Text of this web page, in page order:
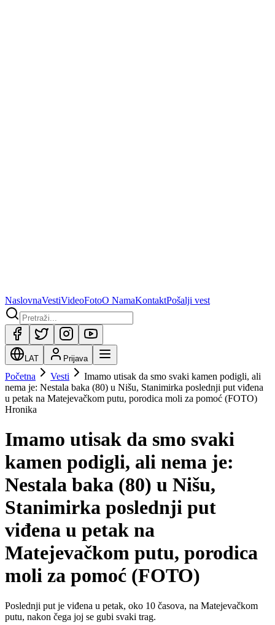
NaslovnaVestiVideoFotoO NamaKontaktPošalji vest
LAT Prijava
Početna Vesti
Imamo utisak da smo svaki kamen podigli, ali
nema je: Nestala baka (80) u Nišu, Stanimirka poslednji put viđena
u petak na Matejevačkom putu, porodica moli za pomoć (FOTO)
Hronika
Imamo utisak da smo svaki
kamen podigli, ali nema je:
Nestala baka (80) u Nišu,
Stanimirka poslednji put
viđena u petak na
Matejevačkom putu, porodica
moli za pomoć (FOTO)
Poslednji put je viđena u petak, oko 10 časova, na Matejevačkom
putu, nakon čega joj se gubi svaki trag.